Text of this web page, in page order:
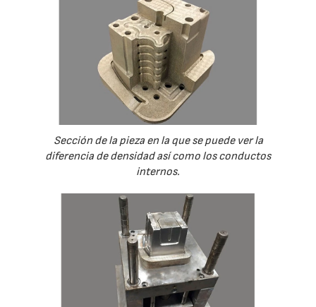
Sección de la pieza en la que se puede ver la
diferencia de densidad así como los conductos
internos.